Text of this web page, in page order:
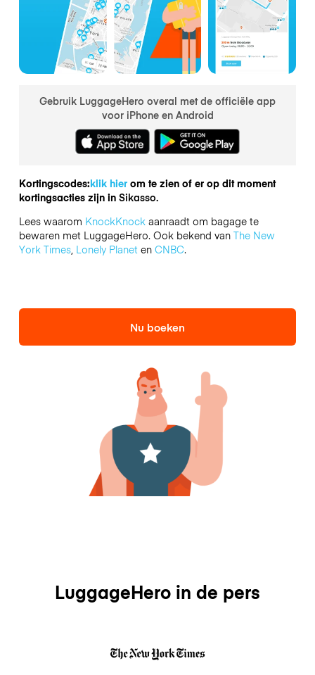
Gebruik LuggageHero overal met de officiële app
voor iPhone en Android
Kortingscodes:klik hierom te zien of er op dit moment
kortingsacties zijn in Sikasso.
Lees waarom KnockKnockaanraadt om bagage te
bewaren met LuggageHero. Ook bekend van The New
York Times, Lonely Planeten CNBC.
Nu boeken
LuggageHero in de pers